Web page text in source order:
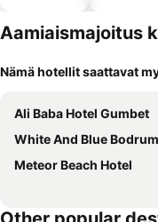
Aamiaismajoitus
Nämä hotellit saattavat
Ali Baba Hotel Gumbet
White And Blue Bodrum
Meteor Beach Hotel